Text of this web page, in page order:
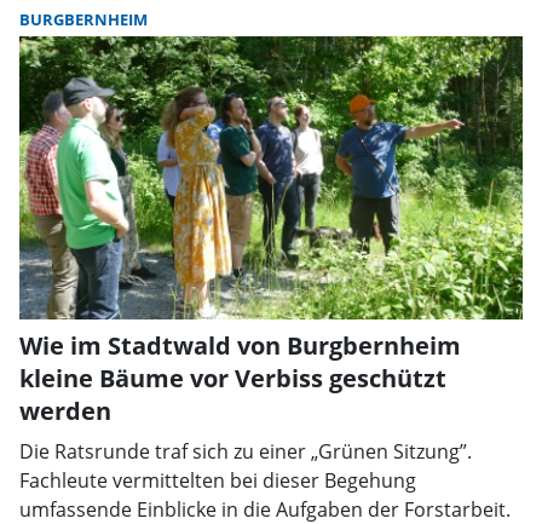
BURGBERNHEIM
Wie im Stadtwald von Burgbernheim
kleine Bäume vor Verbiss geschützt
werden
Die Ratsrunde traf sich zu einer „Grünen Sitzung”.
Fachleute vermittelten bei dieser Begehung
umfassende Einblicke in die Aufgaben der Forstarbeit.